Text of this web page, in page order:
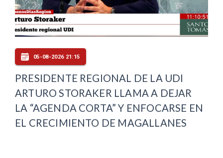
05-08-2026 21:15
PRESIDENTE REGIONAL DE LA UDI
ARTURO STORAKER LLAMA A DEJAR
LA “AGENDA CORTA” Y ENFOCARSE EN
EL CRECIMIENTO DE MAGALLANES